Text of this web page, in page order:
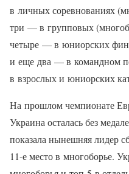
в личных соревнованиях
три — в групповых
четыре — в юниорских
и еще два — в командном
в взрослых и юниорских
На прошлом чемпионате
Украина осталась без
показала нынешняя лидер
11-е место в многоборье.